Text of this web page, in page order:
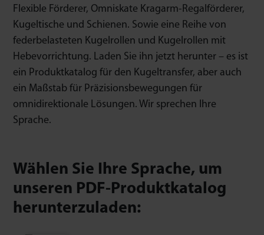
Flexible Förderer, Omniskate Kragarm-Regalförderer,
Kugeltische und Schienen. Sowie eine Reihe von
federbelasteten Kugelrollen und Kugelrollen mit
Hebevorrichtung. Laden Sie ihn jetzt herunter – es ist
ein Produktkatalog für den Kugeltransfer, aber auch
ein Maßstab für Präzisionsbewegungen für
omnidirektionale Lösungen. Wir sprechen Ihre
Sprache.
Wählen Sie Ihre Sprache, um
unseren PDF-Produktkatalog
herunterzuladen: